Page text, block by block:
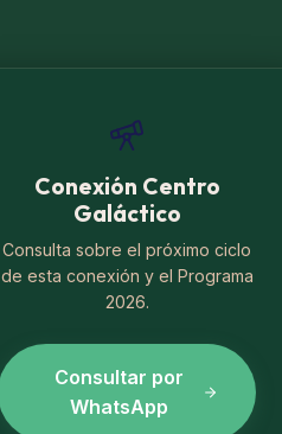
Conexión Centro
Galáctico
Consulta sobre el próximo ciclo
de esta conexión y el Programa
2026.
Consultar por
WhatsApp